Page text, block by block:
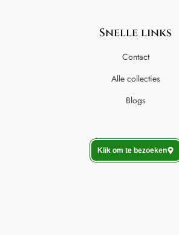
Snelle links
Contact
Alle collecties
Blogs
Klik om te bezoeken